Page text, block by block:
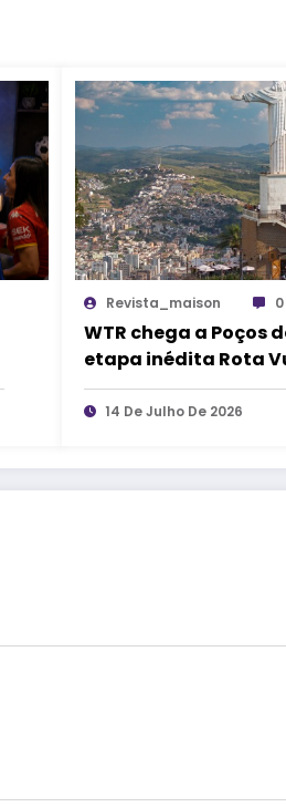
Revista_maison 0
WTR chega a Poços
etapa inédita Rota
14 De Julho De 2026